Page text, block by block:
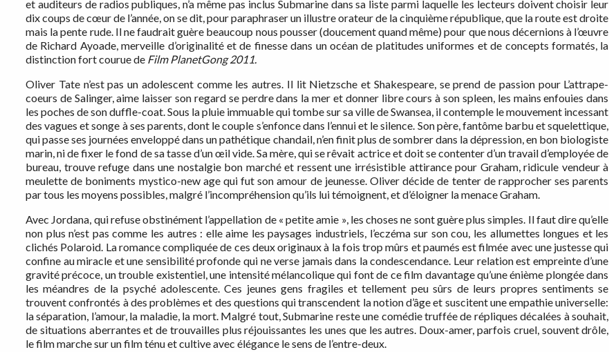
et auditeurs de radios publiques, n’a même pas inclus Submarine dans sa liste parmi laquelle les lecteurs doivent choisir leur
dix coups de cœur de l’année, on se dit, pour paraphraser un illustre orateur de la cinquième république, que la route est droite
mais la pente rude. Il ne faudrait guère beaucoup nous pousser (doucement quand même) pour que nous décernions à l’œuvre
de Richard Ayoade, merveille d’originalité et de finesse dans un océan de platitudes uniformes et de concepts formatés, la
distinction fort courue de Film PlanetGong 2011.
Oliver Tate n’est pas un adolescent comme les autres. Il lit Nietzsche et Shakespeare, se prend de passion pour L’attrape-
coeurs de Salinger, aime laisser son regard se perdre dans la mer et donner libre cours à son spleen, les mains enfouies dans
les poches de son duffle-coat. Sous la pluie immuable qui tombe sur sa ville de Swansea, il contemple le mouvement incessant
des vagues et songe à ses parents, dont le couple s’enfonce dans l’ennui et le silence. Son père, fantôme barbu et squelettique,
qui passe ses journées enveloppé dans un pathétique chandail, n’en finit plus de sombrer dans la dépression, en bon biologiste
marin, ni de fixer le fond de sa tasse d’un œil vide. Sa mère, qui se rêvait actrice et doit se contenter d’un travail d’employée de
bureau, trouve refuge dans une nostalgie bon marché et ressent une irrésistible attirance pour Graham, ridicule vendeur à
meulette de boniments mystico-new age qui fut son amour de jeunesse. Oliver décide de tenter de rapprocher ses parents
par tous les moyens possibles, malgré l’incompréhension qu’ils lui témoignent, et d’éloigner la menace Graham.
Avec Jordana, qui refuse obstinément l’appellation de « petite amie », les choses ne sont guère plus simples. Il faut dire qu’elle
non plus n’est pas comme les autres : elle aime les paysages industriels, l’eczéma sur son cou, les allumettes longues et les
clichés Polaroid. La romance compliquée de ces deux originaux à la fois trop mûrs et paumés est filmée avec une justesse qui
confine au miracle et une sensibilité profonde qui ne verse jamais dans la condescendance. Leur relation est empreinte d’une
gravité précoce, un trouble existentiel, une intensité mélancolique qui font de ce film davantage qu’une énième plongée dans
les méandres de la psyché adolescente. Ces jeunes gens fragiles et tellement peu sûrs de leurs propres sentiments se
trouvent confrontés à des problèmes et des questions qui transcendent la notion d’âge et suscitent une empathie universelle:
la séparation, l’amour, la maladie, la mort. Malgré tout, Submarine reste une comédie truffée de répliques décalées à souhait,
de situations aberrantes et de trouvailles plus réjouissantes les unes que les autres. Doux-amer, parfois cruel, souvent drôle,
le film marche sur un film ténu et cultive avec élégance le sens de l’entre-deux.